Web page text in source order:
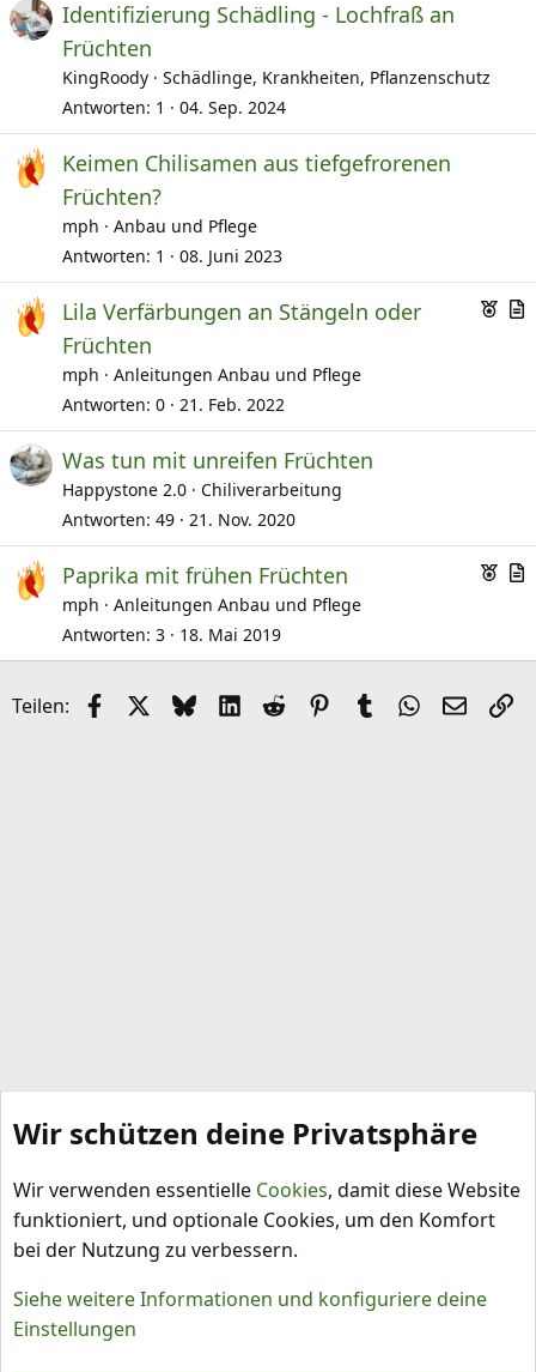
Identifizierung Schädling - Lochfraß an
Früchten
KingRoody
Schädlinge, Krankheiten, Pflanzenschutz
Antworten 1 04. Sep. 2024
Keimen Chilisamen aus tiefgefrorenen
Früchten?
mph
Anbau und Pflege
Antworten 1 08. Juni 2023
E
o
n
k
Lila Verfärbungen an Stängeln oder
Früchten
mph
Anleitungen Anbau und Pflege
Antworten 0 21. Feb. 2022
Was tun mit unreifen Früchten
Happystone 2.0
Chiliverarbeitung
Antworten 49 21. Nov. 2020
E
f
o
h
i
Paprika mit frühen Früchten
mph
Anleitungen Anbau und Pflege
Antworten 3 18. Mai 2019
Teilen: FacebookX (Twitter)
BlueskyLinkedIn
Reddit Pinterest
Tumblr WhatsApp
E-Mail
Schädlinge, Krankheiten, Pflanzenschutz
Wir schützen deine Privatsphäre
Wir verwenden essentielle Cookies, damit diese Website
funktioniert, und optionale Cookies, um den Komfort
bei der Nutzung zu verbessern.
Siehe weitere Informationen und konfiguriere deine
Einstellungen